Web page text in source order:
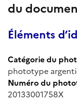
du
Éléments
Catégorie du
phototype
Numéro du
20133001758X